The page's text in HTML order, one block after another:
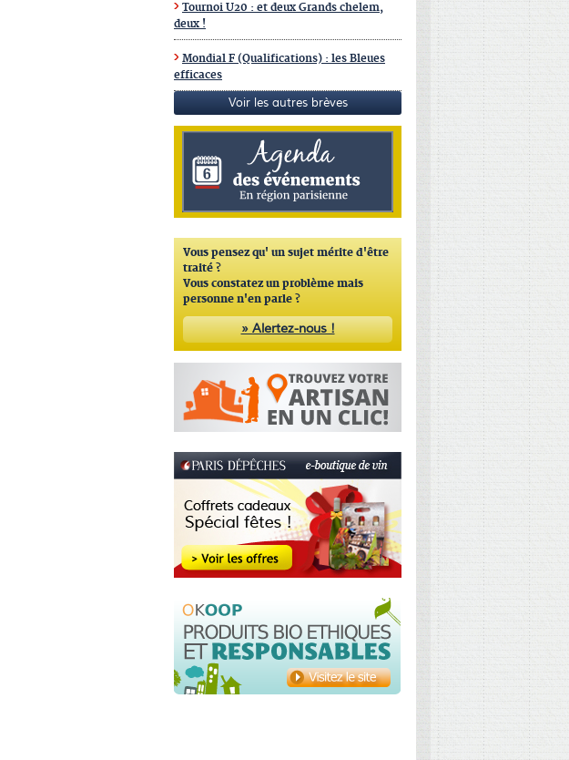
Tournoi U20 : et deux Grands chelem,
deux !
Mondial F (Qualifications) : les Bleues
efficaces
Voir les autres brèves
Vous pensez qu' un sujet mérite d'être
traité ?
Vous constatez un problème mais
personne n'en parle ?
» Alertez-nous !